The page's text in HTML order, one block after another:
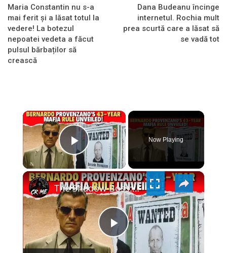
Maria Constantin nu s-a
mai ferit și a lăsat totul la
vedere! La botezul
nepoatei vedeta a făcut
pulsul bărbaților să
crească
Dana Budeanu încinge
internetul. Rochia mult
prea scurtă care a lăsat să
se vadă tot
×
PLAY
VIDEO
Now Playing
×
PLAY
The Shadow Boss: Bernardo Provenzano's 43-Year Mafia Rule Unveiled!